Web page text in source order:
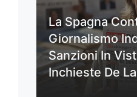
La Spagna
Giornalismo
Sanzioni In
Inchieste De